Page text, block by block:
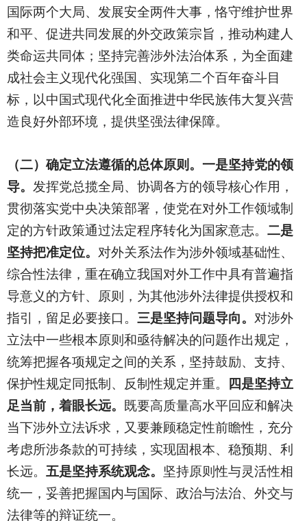
国际两个大局、发展安全两件大事，恪守维护世界
和平、促进共同发展的外交政策宗旨，推动构建人
类命运共同体；坚持完善涉外法治体系，为全面建
成社会主义现代化强国、实现第二个百年奋斗目
标，以中国式现代化全面推进中华民族伟大复兴营
造良好外部环境，提供坚强法律保障。
（二）确定立法遵循的总体原则。一是坚持党的领
导。 发挥党总揽全局、协调各方的领导核心作用，
贯彻落实党中央决策部署，使党在对外工作领域制
定的方针政策通过法定程序转化为国家意志。 二是
坚持把准定位。 对外关系法作为涉外领域基础性、
综合性法律，重在确立我国对外工作中具有普遍指
导意义的方针、原则，为其他涉外法律提供授权和
指引，留足必要接口。 三是坚持问题导向。 对涉外
立法中一些根本原则和亟待解决的问题作出规定，
统筹把握各项规定之间的关系，坚持鼓励、支持、
保护性规定同抵制、反制性规定并重。
四是坚持立
足当前，着眼长远。
既要高质量高水平回应和解决
当下涉外立法诉求，又要兼顾稳定性前瞻性，充分
考虑所涉条款的可持续，实现固根本、稳预期、利
长远。 五是坚持系统观念。
坚持原则性与灵活性相
统一，妥善把握国内与国际、政治与法治、外交与
法律等的辩证统一。